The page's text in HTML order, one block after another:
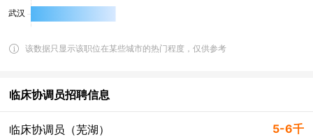
该数据只显示该职位在某些城市的热门程度，仅供参考
临床协调员招聘信息
临床协调员（芜湖） 5-6千